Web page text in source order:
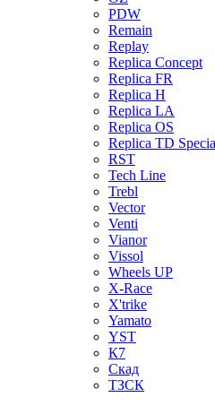
PDW
Remain
Replay
Replica Concept
Replica FR
Replica H
Replica LA
Replica OS
Replica TD
RST
Tech Line
Trebl
Vector
Venti
Vianor
Vissol
Wheels UP
X-Race
X'trike
Yamato
YST
К7
Скад
ТЗСК